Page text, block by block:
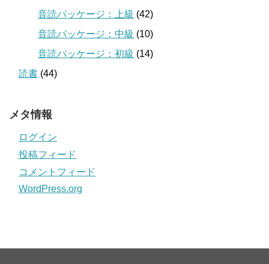
音読パッケージ：上級 (42)
音読パッケージ：中級 (10)
音読パッケージ：初級 (14)
読書 (44)
メタ情報
ログイン
投稿フィード
コメントフィード
WordPress.org